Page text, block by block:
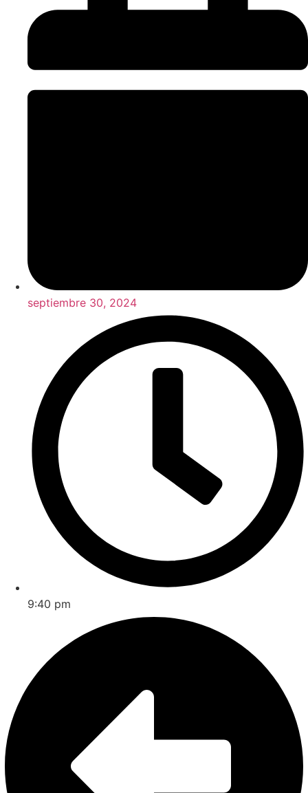
septiembre 30, 2024
9:40 pm